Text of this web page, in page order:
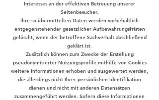
Interesses an der effektiven Betreuung unserer
Seitenbesucher.
Ihre so übermittelten Daten werden vorbehaltlich
entgegenstehender gesetzlicher Aufbewahrungsfristen
gelöscht, wenn der betroffene Sachverhalt abschließend
geklärt ist.
Zusätzlich können zum Zwecke der Erstellung
pseudonymisierter Nutzungsprofile mithilfe von Cookies
weitere Informationen erhoben und ausgewertet werden,
die allerdings nicht Ihrer persönlichen Identifikation
dienen und nicht mit anderen Datensätzen
zusammengeführt werden. Sofern diese Informationen